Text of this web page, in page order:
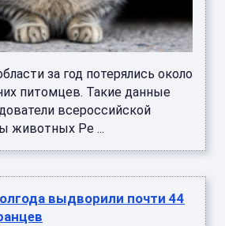
за год потерялись около
питомцев. Такие данные
всероссийской
животных Pe ...
выдворили почти 44